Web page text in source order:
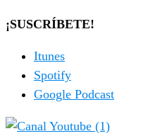
¡SUSCRÍBETE!
Itunes
Spotify
Google Podcast